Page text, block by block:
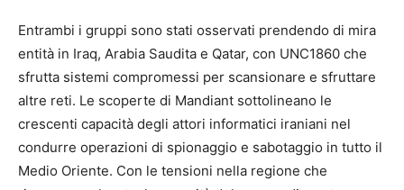
Entrambi i gruppi sono stati osservati prendendo di mira
entità in Iraq, Arabia Saudita e Qatar, con UNC1860 che
sfrutta sistemi compromessi per scansionare e sfruttare
altre reti. Le scoperte di Mandiant sottolineano le
crescenti capacità degli attori informatici iraniani nel
condurre operazioni di spionaggio e sabotaggio in tutto il
Medio Oriente. Con le tensioni nella regione che